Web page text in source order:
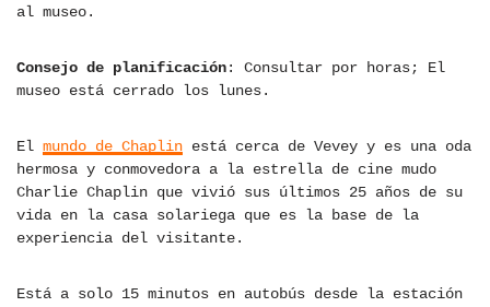
al museo.
Consejo de planificación: Consultar por horas; El
museo está cerrado los lunes.
El mundo de Chaplin está cerca de Vevey y es una oda
hermosa y conmovedora a la estrella de cine mudo
Charlie Chaplin que vivió sus últimos 25 años de su
vida en la casa solariega que es la base de la
experiencia del visitante.
Está a solo 15 minutos en autobús desde la estación